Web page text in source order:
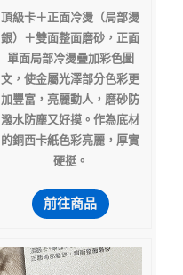
頂級卡＋正面冷燙（局部燙
銀）＋雙面整面磨砂，正面
單面局部冷燙疊加彩色圖
文，使金屬光澤部分色彩更
加豐富，亮麗動人，磨砂防
潑水防塵又好摸。作為底材
的銅西卡紙色彩亮麗，厚實
硬挺。
前往商品